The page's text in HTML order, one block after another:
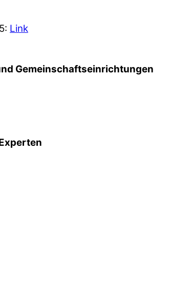
Link
Gemeinschafts­einrichtungen